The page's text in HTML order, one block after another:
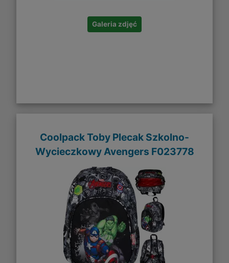
Galeria zdjęć
Coolpack Toby Plecak Szkolno-
Wycieczkowy Avengers F023778